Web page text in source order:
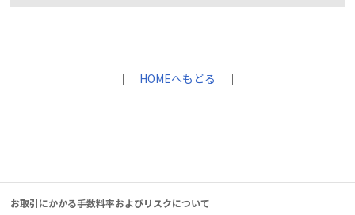
｜ HOMEへもどる ｜
お取引にかかる手数料率およびリスクについて